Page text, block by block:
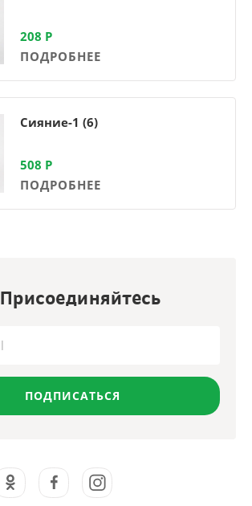
208 Р
ПОДРОБНЕЕ
Сияние-1 (6)
508 Р
ПОДРОБНЕЕ
Присоединяйтесь
ПОДПИСАТЬСЯ